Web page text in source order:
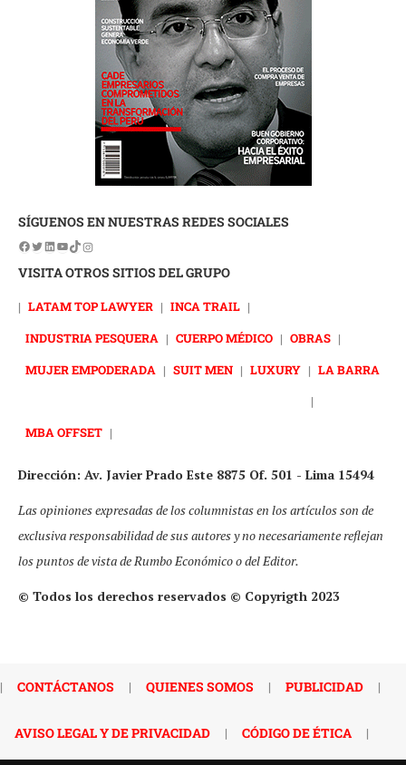
SÍGUENOS EN NUESTRAS REDES SOCIALES
VISITA OTROS SITIOS DEL GRUPO
| LATAM TOP LAWYER | INCA TRAIL |
INDUSTRIA PESQUERA | CUERPO MÉDICO | OBRAS |
MUJER EMPODERADA | SUIT MEN | LUXURY | LA BARRA
|
MBA OFFSET |
Dirección: Av. Javier Prado Este 8875 Of. 501 - Lima 15494
Las opiniones expresadas de los columnistas en los artículos son de
exclusiva responsabilidad de sus autores y no necesariamente reflejan
los puntos de vista de Rumbo Económico o del Editor.
© Todos los derechos reservados © Copyrigth 2023
| CONTÁCTANOS | QUIENES SOMOS | PUBLICIDAD |
AVISO LEGAL Y DE PRIVACIDAD | CÓDIGO DE ÉTICA |